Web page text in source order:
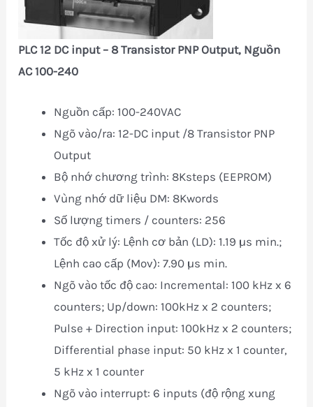
PLC 12 DC input – 8 Transistor PNP Output, Nguồn
AC 100-240
Nguồn cấp: 100-240VAC
Ngõ vào/ra: 12-DC input /8 Transistor PNP
Output
Bộ nhớ chương trình: 8Ksteps (EEPROM)
Vùng nhớ dữ liệu DM: 8Kwords
Số lượng timers / counters: 256
Tốc độ xử l‎ý: Lệnh cơ bản (LD): 1.19 µs min.;
Lệnh cao cấp (Mov): 7.90 µs min.
Ngõ vào tốc độ cao: Incremental: 100 kHz x 6
counters; Up/down: 100kHz x 2 counters;
Pulse + Direction input: 100kHz x 2 counters;
Differential phase input: 50 kHz x 1 counter,
5 kHz x 1 counter
Ngõ vào interrupt: 6 inputs (độ rộng xung